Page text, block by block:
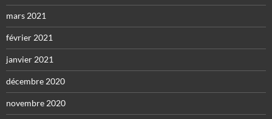
mars 2021
février 2021
janvier 2021
décembre 2020
novembre 2020